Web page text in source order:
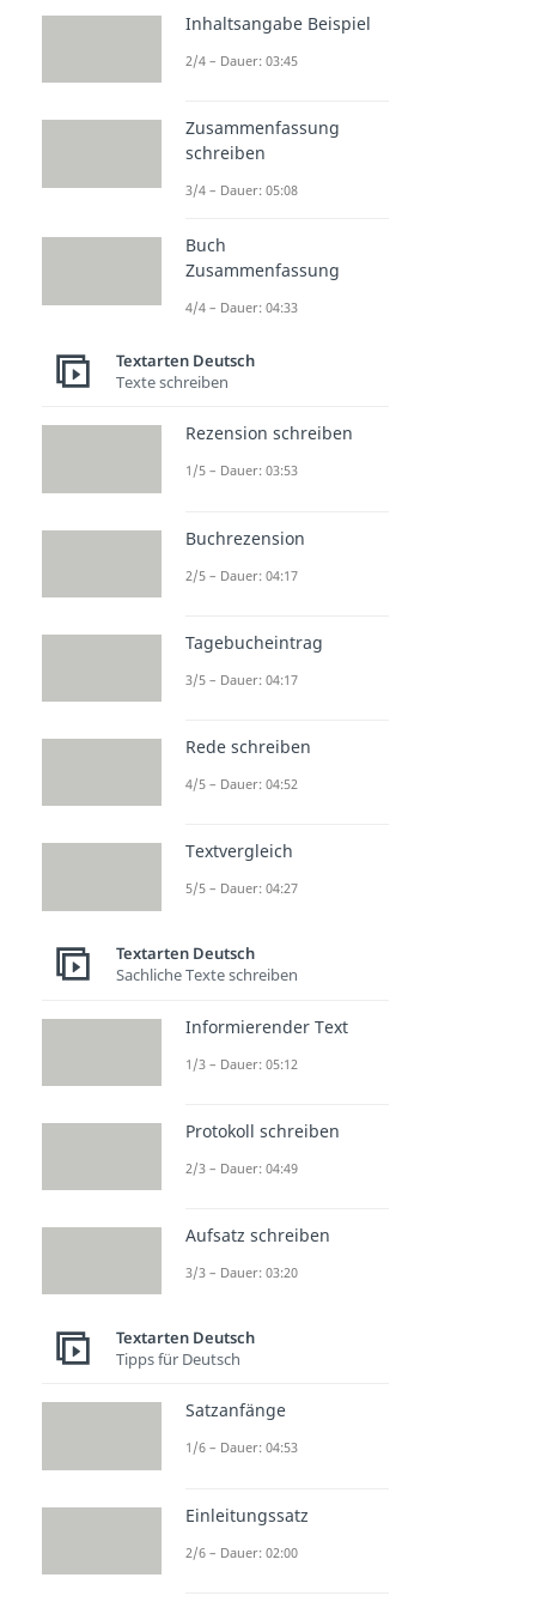
Inhaltsangabe Beispiel
2/4 – Dauer: 03:45
Zusammenfassung
schreiben
3/4 – Dauer: 05:08
Buch
Zusammenfassung
4/4 – Dauer: 04:33
Textarten Deutsch
Texte schreiben
Rezension schreiben
1/5 – Dauer: 03:53
Buchrezension
2/5 – Dauer: 04:17
Tagebucheintrag
3/5 – Dauer: 04:17
Rede schreiben
4/5 – Dauer: 04:52
Textvergleich
5/5 – Dauer: 04:27
Textarten Deutsch
Sachliche Texte schreiben
Informierender Text
1/3 – Dauer: 05:12
Protokoll schreiben
2/3 – Dauer: 04:49
Aufsatz schreiben
3/3 – Dauer: 03:20
Textarten Deutsch
Tipps für Deutsch
Satzanfänge
1/6 – Dauer: 04:53
Einleitungssatz
2/6 – Dauer: 02:00